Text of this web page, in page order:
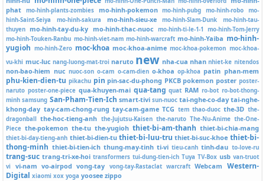
phat
mo-hinh-plants-zombies mo-hinh-pokemon mo-hinh-pubg mo-hinh-robo
mo-
hinh-Saint-Seiya
mo-hinh-sakura mo-hinh-sieu-xe mo-hinh-Slam-Dunk
mo-hinh-tau-
thuyen mo-hinh-tay-du-ky mo-hinh-thac-nuoc mo-hinh-ti-le-1-1
mo-hinh-Tom-Jerry
mo-hinh-Touken-Ranbu mo-hinh-viet-nam mo-hinh-warcraft mo-hinh-Yaiba mo-hinh-
yugioh mo-hinh-Zero moc-khoa moc-khoa-anime moc-khoa-pokemon moc-khoa-
vu-khi muc-luc nang-luong-mat-troi naruto new nha-cua nhan nhiet-ke nitendos
non-bao-hiem nuc nuoc-son o-cam o-cam-dien o-khoa op-khoa patin phan-mem
phu-kien-dien-tu pikachu pin pin-sac-du-phong PKCB pokemon poster poster-
naruto poster-one-piece qua-khuyen-mai qua-tang quat RAM ro-bot ro-bot-thong-
minh samsung San-Pham-Tien-Ich smart-tivi sun-nuoc tai-nghe-co-day tai-nghe-
khong-day tay-cam-chong-rung tay-cam-game TCG tem thao-duoc the-3D the-
dragonball the-hoc-tieng-anh the-Jujutsu-Kaisen the-naruto The-Nu-Anime the-One-
Piece the-pokemon the-tu the-yugioh thiet-bi-am-thanh thiet-bi-chia-mang
thiet-bi-day-tieng-anh thiet-bi-dien-tu thiet-bi-luu-tru thiet-bi-suc-khoe thiet-bi-
thong-minh thiet-bi-tien-ich thung-may-tinh ti-vi tieu-canh tinh-dau to-love-ru
trang-suc trang-tri-xe-hoi transformers tui-dung-tien-ich Tuya TV-Box usb van-truot
vi
vi-nam vo-airpod vong-tay vong-tay-Rastaclat warcraft Webcam Western-
Digital xiaomi xox yoga yoosee zippo